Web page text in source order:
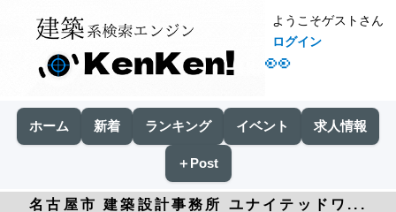
👀
ようこそゲストさん
ログイン
ホーム 新着 ランキング イベント 求人情報
＋Post
名古屋市 建築設計事務所 ユナイテッドワ...